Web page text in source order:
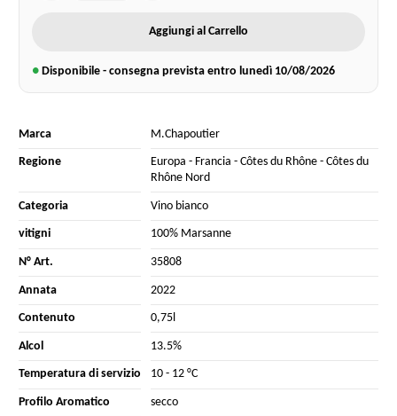
Aggiungi al Carrello
● Disponibile - consegna prevista entro lunedì 10/08/2026
Marca M.Chapoutier
Regione Europa - Francia - Côtes du Rhône- Côtes du
Rhône Nord
Categoria Vino bianco
vitigni 100% Marsanne
N° Art. 35808
Annata 2022
Contenuto 0,75l
Alcol 13.5%
Temperatura di servizio 10 - 12 °C
Profilo Aromatico secco